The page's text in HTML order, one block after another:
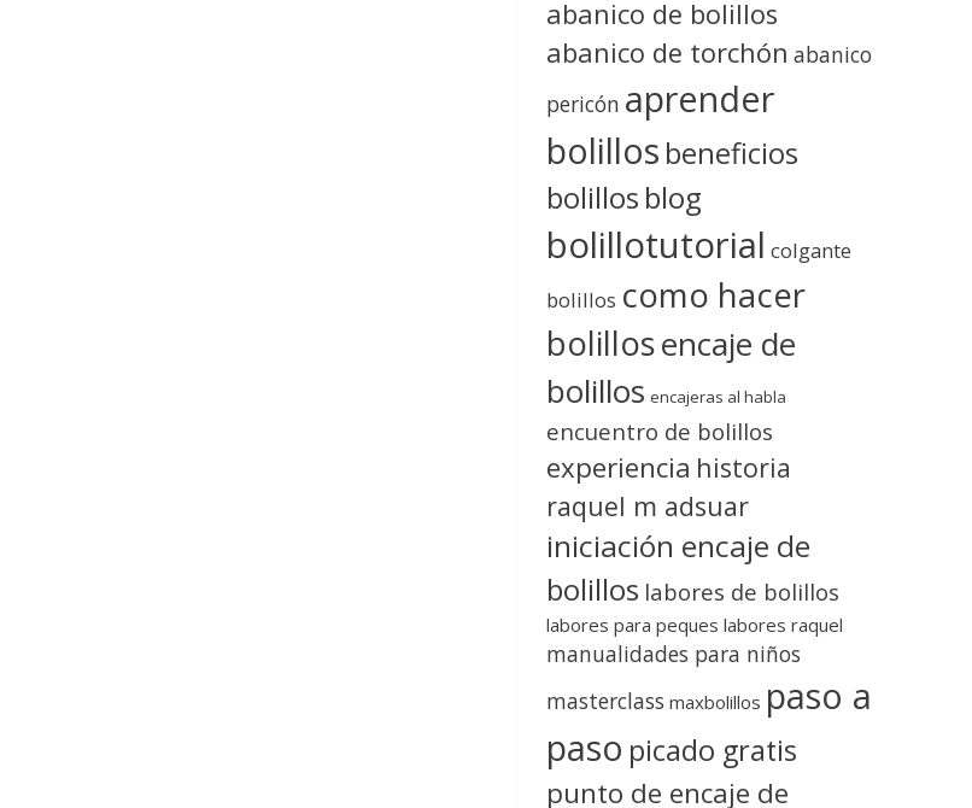
abanico de bolillos
abanico de torchón abanico
pericón aprender
bolillos beneficios
bolillos blog
bolillotutorial colgante
bolillos como hacer
bolillosencaje de
bolillos encajeras al habla
encuentro de bolillos
experiencia historia
raquel m adsuar
iniciación encaje de
bolillos labores de bolillos
labores para peques labores raquel
manualidades para niños
masterclass maxbolillos paso a
paso picado gratis
punto de encaje de